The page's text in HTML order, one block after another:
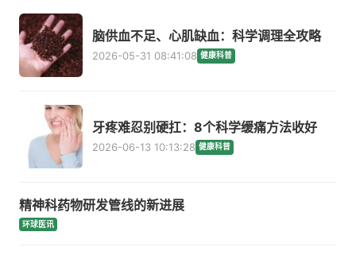
脑供血不足、心肌缺血：科学调理全攻略
2026-05-31 08:41:08 健康科普
牙疼难忍别硬扛：8个科学缓痛方法收好
2026-06-13 10:13:28 健康科普
精神科药物研发管线的新进展
环球医讯